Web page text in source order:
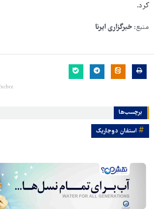
کرد.
منبع: خبرگزاری ایرنا
برچسب‌ها
استفان دوجاریک